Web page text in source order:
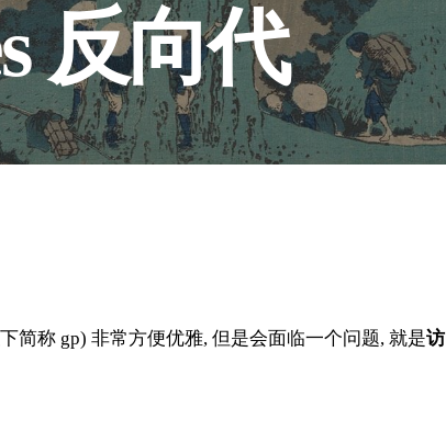
反向代
简称 gp) 非常方便优雅, 但是会面临一个问题, 就是访